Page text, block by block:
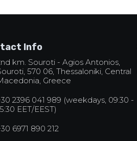
Info
km. Souroti - Agios Antonios,
570 06, Thessaloniki, Central
Greece
2396 041 989 (weekdays, 09:30 -
EET/EEST)
6971 890 212